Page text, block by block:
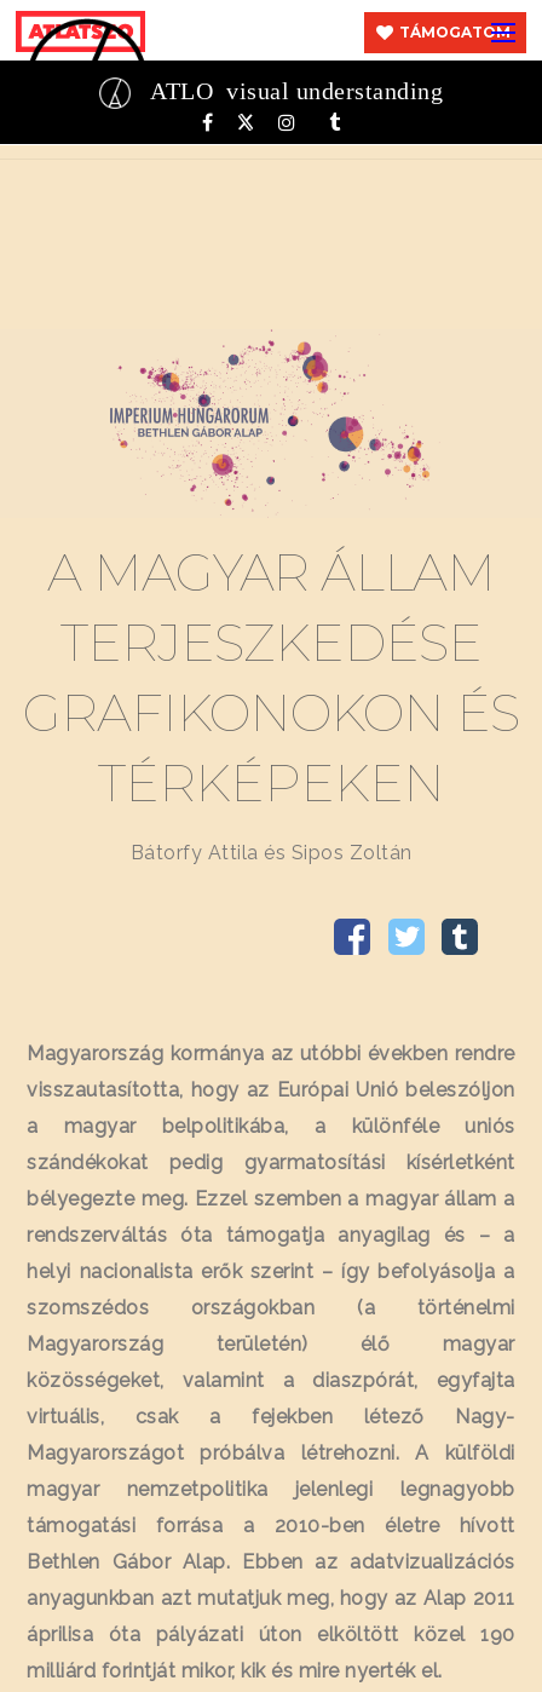
TÁMOGATOM
ATLO visual understanding
A MAGYAR ÁLLAM
TERJESZKEDÉSE
GRAFIKONOKON ÉS
TÉRKÉPEKEN
Bátorfy Attila és Sipos Zoltán
Magyarország kormánya az utóbbi években rendre
visszautasította, hogy az Európai Unió beleszóljon
a magyar belpolitikába, a különféle uniós
szándékokat pedig gyarmatosítási kísérletként
bélyegezte meg. Ezzel szemben a magyar állam a
rendszerváltás óta támogatja anyagilag és – a
helyi nacionalista erők szerint – így befolyásolja a
szomszédos országokban (a történelmi
Magyarország területén) élő magyar
közösségeket, valamint a diaszpórát, egyfajta
virtuális, csak a fejekben létező Nagy-
Magyarországot próbálva létrehozni. A külföldi
magyar nemzetpolitika jelenlegi legnagyobb
támogatási forrása a 2010-ben életre hívott
Bethlen Gábor Alap. Ebben az adatvizualizációs
anyagunkban azt mutatjuk meg, hogy az Alap 2011
áprilisa óta pályázati úton elköltött közel 190
milliárd forintját mikor, kik és mire nyerték el.